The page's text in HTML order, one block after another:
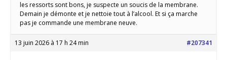
les ressorts sont bons, je suspecte un soucis de la membrane.
Demain je démonte et je nettoie tout à l’alcool. Et si ça marche
pas je commande une membrane neuve.
13 juin 2026 à 17 h 24 min #207341